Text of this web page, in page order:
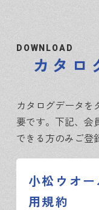
DOWNLOAD
カタロ
カタログデータを
要です。下記、会
できる方のみご登
小松ウオ
用規約